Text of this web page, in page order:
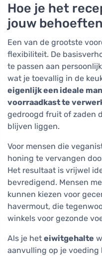
Hoe je het
jouw
Een van de grootste
flexibiliteit. De
te passen aan
wat je toevallig in de
eigenlijk een ideale
voorraadkast te
gedroogd fruit of zaden
blijven liggen.
Voor mensen die
honing te vervangen
Het resultaat is vrijwel
bevredigend. Mensen
kunnen kiezen voor
havermout, die
winkels voor gezonde
Als je het eiwitgehalte
aanvulling op je